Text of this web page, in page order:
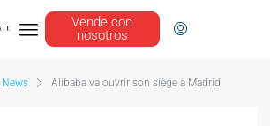
Vende con
nosotros
News Alibaba va ouvrir son siège à Madrid